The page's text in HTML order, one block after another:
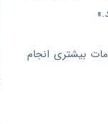
بیشتری انجام